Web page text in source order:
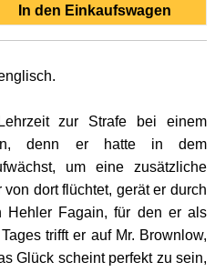
In den Einkaufswagen
zur Strafe bei einem
denn er hatte in dem
um eine zusätzliche
dort flüchtet, gerät er durch
Hehler Fagain, für den er als
trifft er auf Mr. Brownlow,
Glück scheint perfekt zu sein,